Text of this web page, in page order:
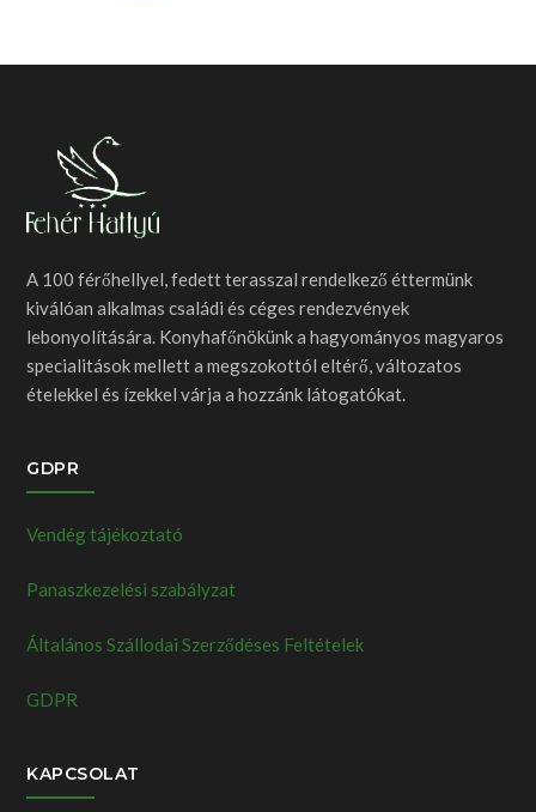
A 100 férőhellyel, fedett terasszal rendelkező éttermünk
kiválóan alkalmas családi és céges rendezvények
lebonyolítására. Konyhafőnökünk a hagyományos magyaros
specialitások mellett a megszokottól eltérő, változatos
ételekkel és ízekkel várja a hozzánk látogatókat.
GDPR
Vendég tájékoztató
Panaszkezelési szabályzat
Általános Szállodai Szerződéses Feltételek
GDPR
KAPCSOLAT